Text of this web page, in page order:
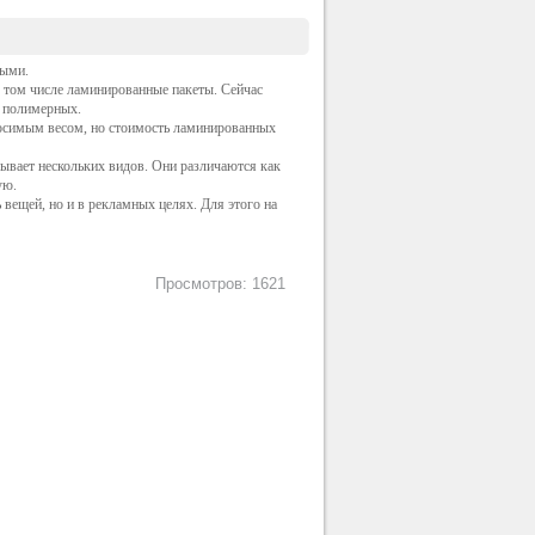
числе ламинированные пакеты. Сейчас
полимерных.
весом, но стоимость ламинированных
нескольких видов. Они различаются как
но и в рекламных целях. Для этого на
Просмотров: 1621